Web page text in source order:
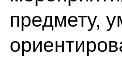
предмету,